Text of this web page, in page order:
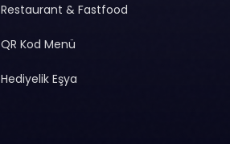
Restaurant & Fastfood
QR Kod Menü
Hediyelik Eşya